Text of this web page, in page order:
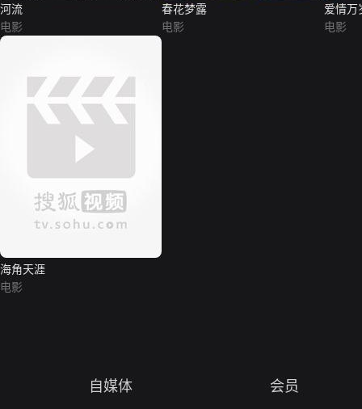
河流
电影
春花梦露
电影
爱情万
电影
海角天涯
电影
自媒体 会员